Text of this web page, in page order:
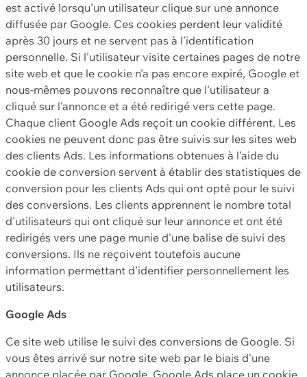
est activé lorsqu'un utilisateur clique sur une annonce
diffusée par Google. Ces cookies perdent leur validité
après 30 jours et ne servent pas à l'identification
personnelle. Si l'utilisateur visite certaines pages de notre
site web et que le cookie n'a pas encore expiré, Google et
nous-mêmes pouvons reconnaître que l'utilisateur a
cliqué sur l'annonce et a été redirigé vers cette page.
Chaque client Google Ads reçoit un cookie différent. Les
cookies ne peuvent donc pas être suivis sur les sites web
des clients Ads. Les informations obtenues à l'aide du
cookie de conversion servent à établir des statistiques de
conversion pour les clients Ads qui ont opté pour le suivi
des conversions. Les clients apprennent le nombre total
d'utilisateurs qui ont cliqué sur leur annonce et ont été
redirigés vers une page munie d'une balise de suivi des
conversions. Ils ne reçoivent toutefois aucune
information permettant d'identifier personnellement les
utilisateurs.
Google Ads
Ce site web utilise le suivi des conversions de Google. Si
vous êtes arrivé sur notre site web par le biais d'une